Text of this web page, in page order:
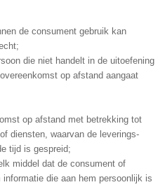
de consument gebruik kan
die niet handelt in de uitoefening
op afstand aangaat
op afstand met betrekking tot
diensten, waarvan de leverings-
tijd is gespreid;
middel dat de consument of
die aan hem persoonlijk is